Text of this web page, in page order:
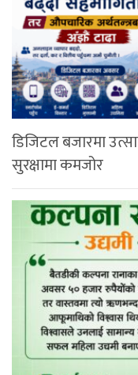
डिजिटल बजारमा
सुरक्षामा कमजोर